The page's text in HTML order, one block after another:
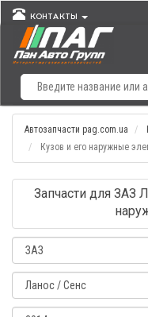
КОНТАКТЫ
Автозапчасти pag.com.ua
Кузов и его наружные
Запчасти для ЗАЗ